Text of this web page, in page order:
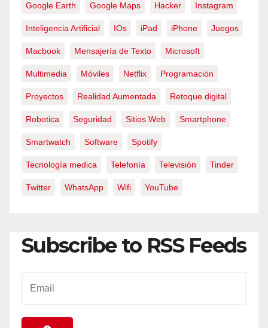
Google Earth Google Maps Hacker Instagram
Inteligencia Artificial IOs iPad iPhone Juegos
Macbook Mensajería de Texto Microsoft
Multimedia Móviles Netflix Programación
Proyectos Realidad Aumentada Retoque digital
Robotica Seguridad Sitios Web Smartphone
Smartwatch Software Spotify
Tecnología medica Telefonía Televisión Tinder
Twitter WhatsApp Wifi YouTube
Subscribe to RSS Feeds